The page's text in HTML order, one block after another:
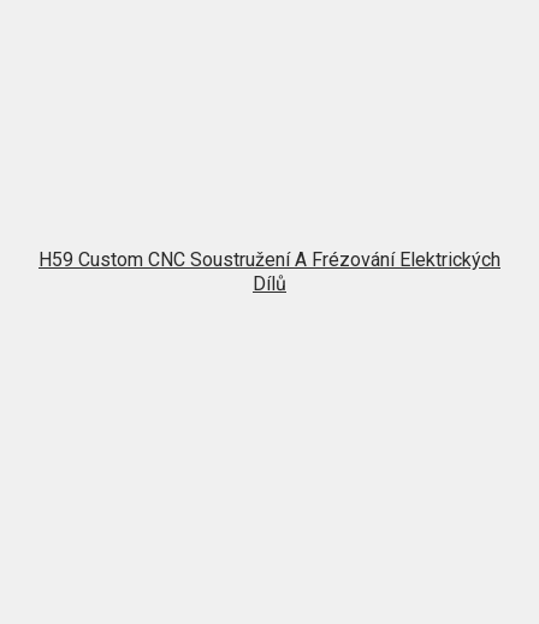
H59 Custom CNC Soustružení A Frézování Elektrických
Dílů